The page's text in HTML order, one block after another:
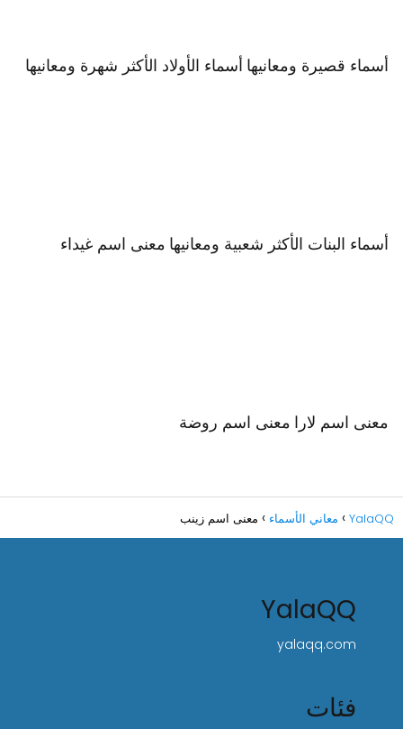
أسماء قصيرة ومعانيها أسماء الأولاد الأكثر شهرة ومعانيها
أسماء البنات الأكثر شعبية ومعانيها معنى اسم غيداء
معنى اسم لارا معنى اسم روضة
YalaQQ معاني الأسماء معنى اسم زينب
YalaQQ
yalaqq.com
فئات